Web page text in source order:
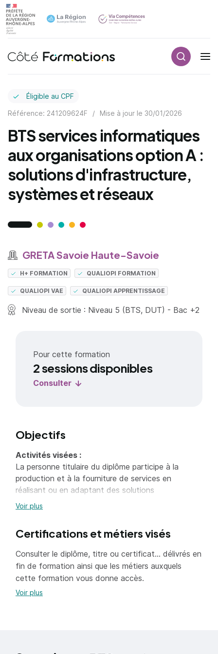
Navigation principale
Éligible au CPF
Référence: 241209624F / Mise à jour le 30/01/2026
BTS services informatiques
aux organisations option A :
solutions d'infrastructure,
systèmes et réseaux
GRETA Savoie Haute-Savoie
H+ FORMATION QUALIOPI FORMATION
QUALIOPI VAE QUALIOPI APPRENTISSAGE
Niveau de sortie : Niveau 5 (BTS, DUT) - Bac +2
Pour cette formation
2 sessions disponibles
Consulter
Objectifs
Activités visées :
La personne titulaire du diplôme participe à la
production et à la fourniture de services en
réalisant ou en adaptant des solutions
d'infrastructure et en assurant le fonctionnement
dans :
l'installation, l'intégration, l'administration, la
sécurisation des équipements et des services
informatiques ;
Voir plus
Certifications et métiers visés
Consulter le diplôme, titre ou certificat... délivrés en
fin de formation ainsi que les métiers auxquels
cette formation vous donne accès.
Voir plus